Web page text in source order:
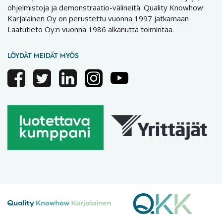
ohjelmistoja ja demonstraatio-välineitä. Quality Knowhow
Karjalainen Oy on perustettu vuonna 1997 jatkamaan
Laatutieto Oy:n vuonna 1986 alkanutta toimintaa.
LÖYDÄT MEIDÄT MYÖS
FacebookTwitterLinkedinInstagramYoutube